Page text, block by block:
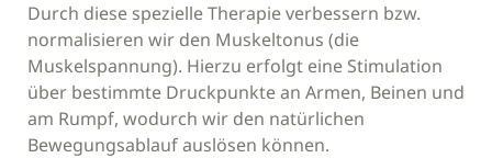
Durch diese spezielle Therapie verbessern bzw.
normalisieren wir den Muskeltonus (die
Muskelspannung). Hierzu erfolgt eine Stimulation
über bestimmte Druckpunkte an Armen, Beinen und
am Rumpf, wodurch wir den natürlichen
Bewegungsablauf auslösen können.